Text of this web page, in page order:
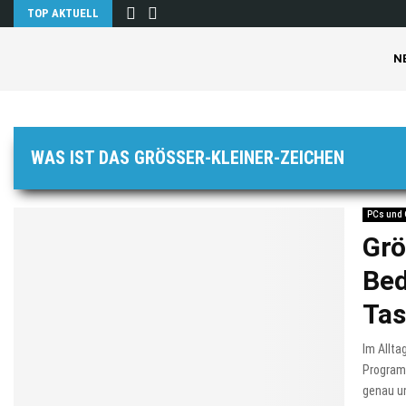
TOP AKTUELL
WAS IST DAS GRÖSSER-KLEINER-ZEICHEN
PCs und
Im
genau